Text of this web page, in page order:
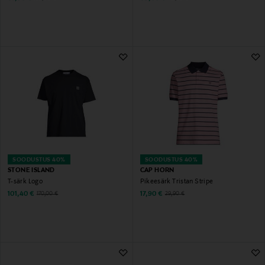
SOODUSTUS 40%
STONE ISLAND
T-särk Logo
Discounted Price
101,40 € Original Price
170,00 €
SOODUSTUS 40%
CAP HORN
Pikeesärk Tristan Stripe
Discounted Price
17,90 € Original Price
29,90 €